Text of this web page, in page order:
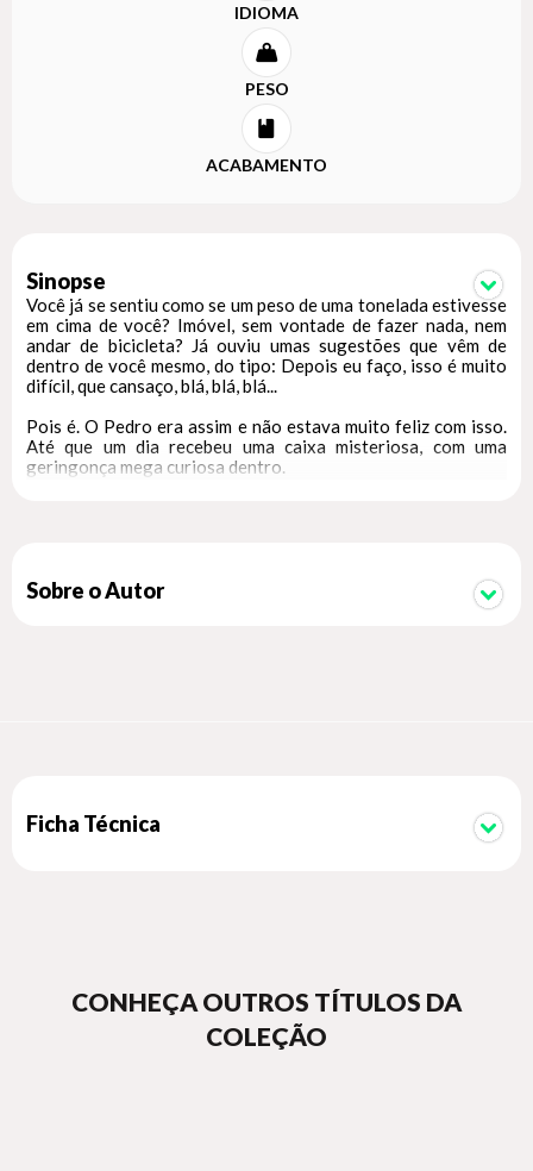
IDIOMA
PESO
ACABAMENTO
Sinopse
Você já se sentiu como se um peso de uma tonelada estivesse
em cima de você? Imóvel, sem vontade de fazer nada, nem
andar de bicicleta? Já ouviu umas sugestões que vêm de
dentro de você mesmo, do tipo: Depois eu faço, isso é muito
difícil, que cansaço, blá, blá, blá...
Pois é. O Pedro era assim e não estava muito feliz com isso.
Até que um dia recebeu uma caixa misteriosa, com uma
geringonça mega curiosa dentro.
Sobre o Autor
Ficha Técnica
CONHEÇA OUTROS TÍTULOS DA
COLEÇÃO